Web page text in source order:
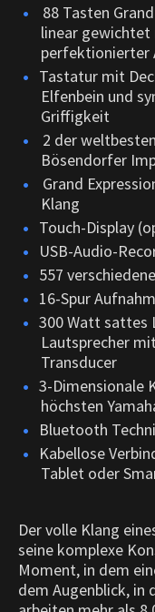
88 Tasten
linear gewichtet
perfektionierter
Tastatur mit
Elfenbein und
Griffigkeit
2 der
Bösendorfer
Grand
Klang
Touch-Display
USB-Audio-
557
16-Spur
300 Watt sattes
Lautsprecher
Transducer
3-Dimensionale
höchsten
Bluetooth
Kabellose
Tablet oder
Der volle Klang
seine komplexe
Moment, in dem
dem Augenblick, in